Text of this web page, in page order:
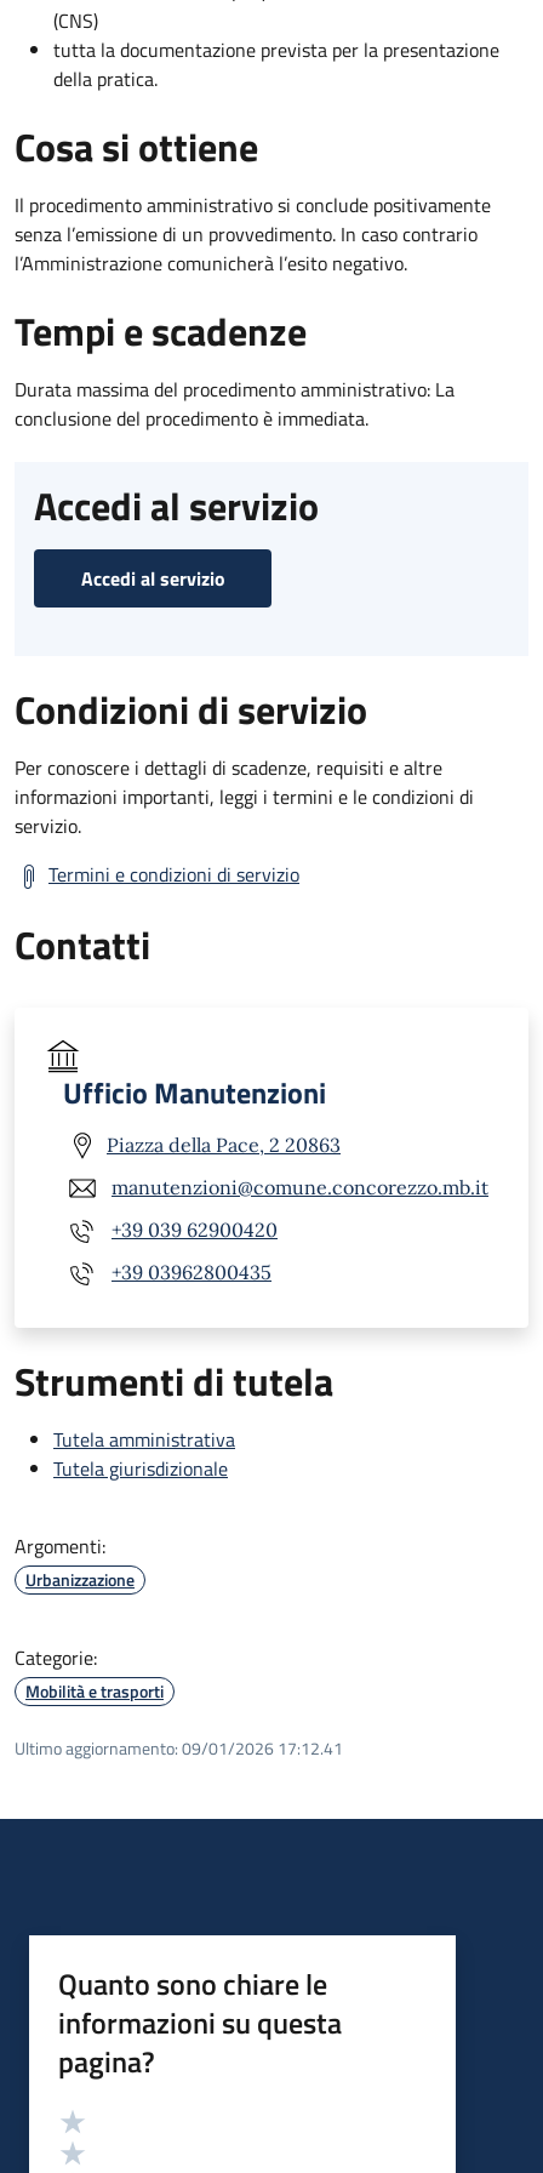
(CNS)
tutta la documentazione prevista per la presentazione
della pratica.
Cosa si ottiene
Il procedimento amministrativo si conclude positivamente
senza l’emissione di un provvedimento. In caso contrario
l’Amministrazione comunicherà l’esito negativo.
Tempi e scadenze
Durata massima del procedimento amministrativo: La
conclusione del procedimento è immediata.
Accedi al servizio
Accedi al servizio
Condizioni di servizio
Per conoscere i dettagli di scadenze, requisiti e altre
informazioni importanti, leggi i termini e le condizioni di
servizio.
Termini e condizioni di servizio
Contatti
Ufficio Manutenzioni
Piazza della Pace, 2 20863
manutenzioni@comune.concorezzo.mb.it
+39 039 62900420
+39 03962800435
Strumenti di tutela
Tutela amministrativa
Tutela giurisdizionale
Argomenti:
Urbanizzazione
Categorie:
Mobilità e trasporti
Ultimo aggiornamento:09/01/2026 17:12.41
Quanto sono chiare le
informazioni su questa
pagina?
Valutazione